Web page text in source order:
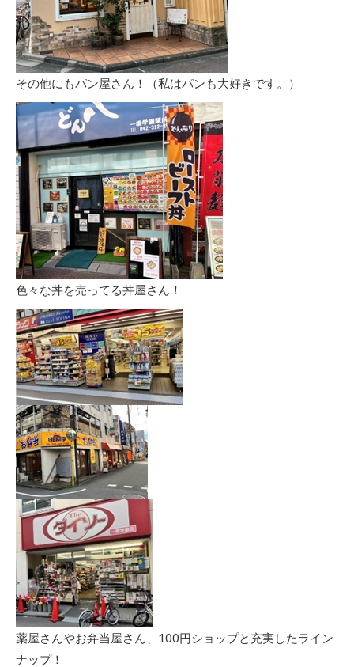
その他にもパン屋さん！（私はパンも大好きです。）
色々な丼を売ってる丼屋さん！
薬屋さんやお弁当屋さん、100円ショップと充実したライン
ナップ！